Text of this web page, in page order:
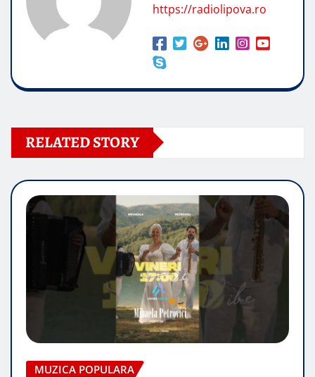
https://radiolipova.ro
RELATED STORY
MUZICA POPULARA